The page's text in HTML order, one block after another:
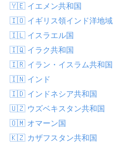
🇾🇪 イエメン共和国
🇮🇴 イギリス領インド洋地域
🇮🇱 イスラエル国
🇮🇶 イラク共和国
🇮🇷 イラン・イスラム共和国
🇮🇳 インド
🇮🇩 インドネシア共和国
🇺🇿 ウズベキスタン共和国
🇴🇲 オマーン国
🇰🇿 カザフスタン共和国